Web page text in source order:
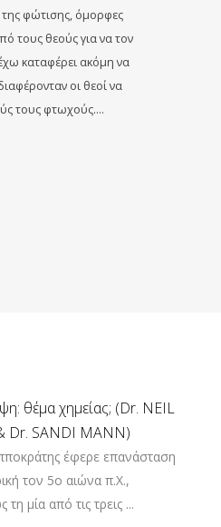
φώτισης, όμορφες
τους θεούς για να τον
καταφέρει ακόμη να
οι θεοί να
τους φτωχούς….
θέμα χημείας; (Dr. NEIL
Dr. SANDI MANN)
έφερε επανάσταση
τον 5ο αιώνα π.Χ.,
μία από τις τρεις ...